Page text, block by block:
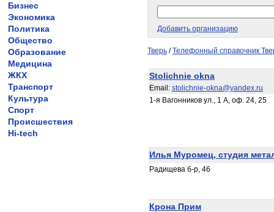
Бизнес
Экономика
Политика
Общество
Образование
Медицина
ЖКХ
Транспорт
Культура
Спорт
Происшествия
Hi-tech
Добавить организацию
Тверь /Телефонный справочник
Stolichnie okna
Email: stolichnie-okna@yandex.ru
1-я Вагонников ул., 1 А, оф. 24, 25
Илья Муромец, студия
Радищева б-р, 46
Крона Прим